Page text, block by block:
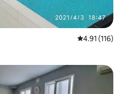
從 116 則評價
4.91 (116)